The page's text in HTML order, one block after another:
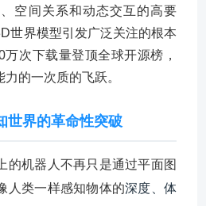
空间关系和动态交互的高要
世界模型引发广泛关注的根本
次下载量登顶全球开源榜，
的一次质的飞跃。
世界的革命性突破
的机器人不再只是通过平面图
人类一样感知物体的深度、体